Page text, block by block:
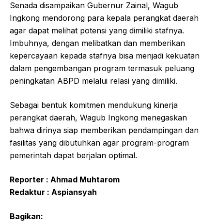
Senada disampaikan Gubernur Zainal, Wagub
Ingkong mendorong para kepala perangkat daerah
agar dapat melihat potensi yang dimiliki stafnya.
Imbuhnya, dengan melibatkan dan memberikan
kepercayaan kepada stafnya bisa menjadi kekuatan
dalam pengembangan program termasuk peluang
peningkatan ABPD melalui relasi yang dimiliki.
Sebagai bentuk komitmen mendukung kinerja
perangkat daerah, Wagub Ingkong menegaskan
bahwa dirinya siap memberikan pendampingan dan
fasilitas yang dibutuhkan agar program-program
pemerintah dapat berjalan optimal.
Reporter : Ahmad Muhtarom
Redaktur : Aspiansyah
Bagikan: